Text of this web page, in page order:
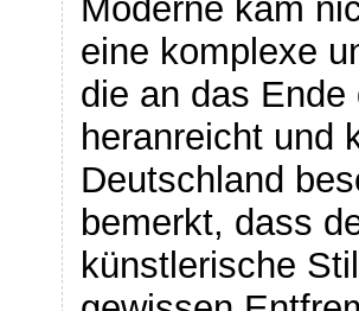
Moderne kam
eine komplexe
die an das
heranreicht und
Deutschland
bemerkt, dass
künstlerische